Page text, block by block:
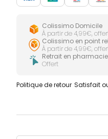
Colissimo Domicile
À partir de 4,99€,
Colissimo en point
À partir de 4,99€,
Retrait en pharmacie
Offert
Politique de retour Satisfait